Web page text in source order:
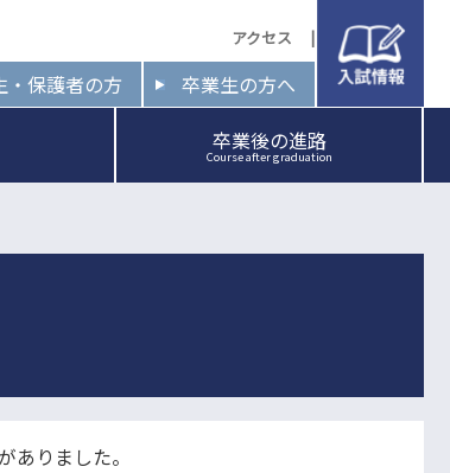
アクセス
・保護者の方 卒業生の方へ
入試情報
卒業後の進路
Course after graduation
りました。